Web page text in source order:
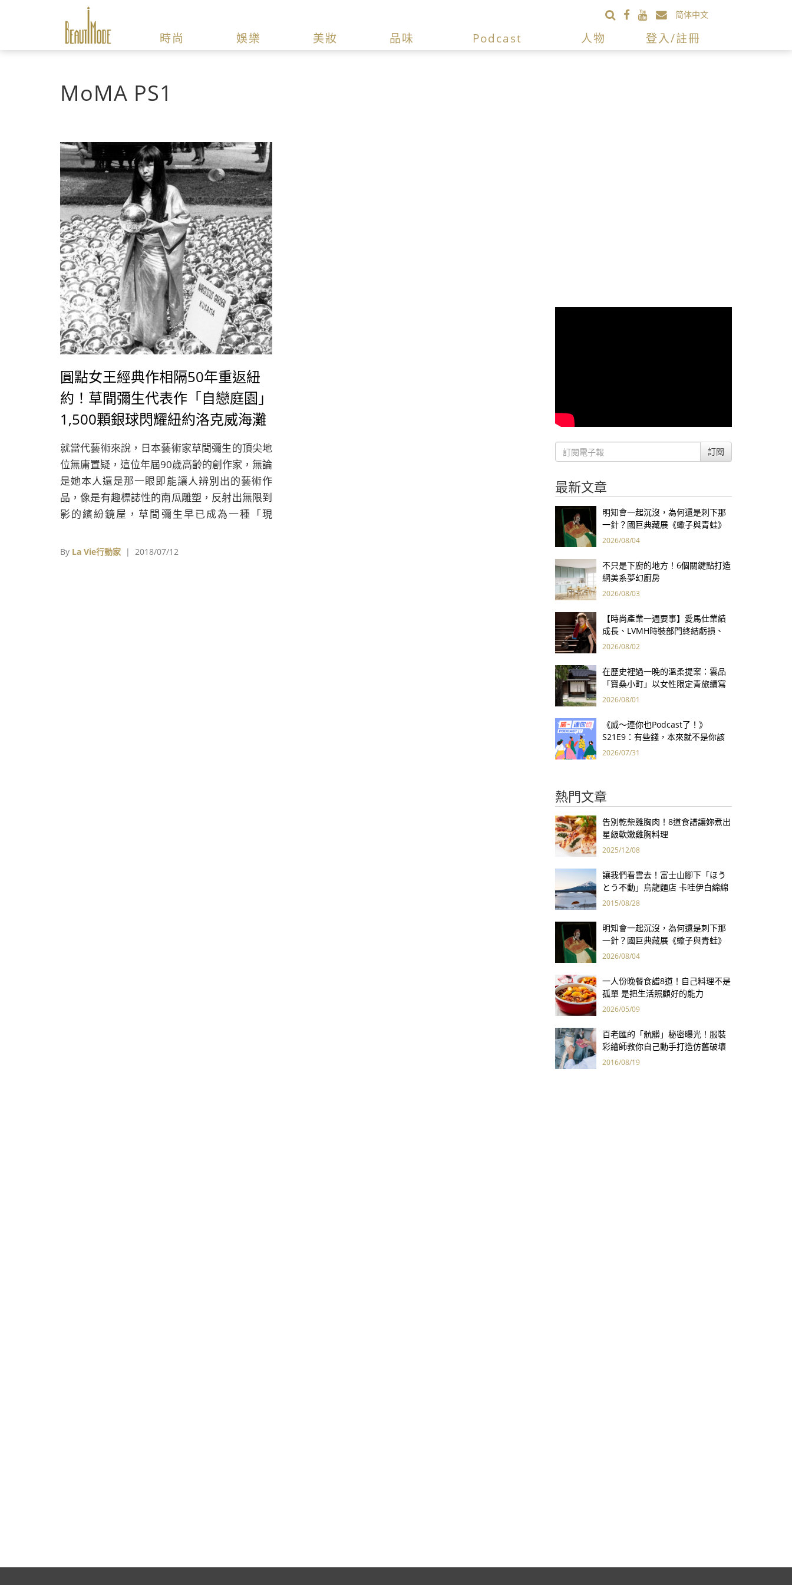
简体中文
時尚 娛樂 美妝 品味 Podcast 人物 登入/註冊
MoMA PS1
圓點女王經典作相隔50年重返紐
約！草間彌生代表作「自戀庭園」
1,500顆銀球閃耀紐約洛克威海灘
就當代藝術來說，日本藝術家草間彌生的頂尖地
位無庸置疑，這位年屆90歲高齡的創作家，無論
是她本人還是那一眼即能讓人辨別出的藝術作
品，像是有趣標誌性的南瓜雕塑，反射出無限到
影的繽紛鏡屋，草間彌生早已成為一種「現
眾，甘願落入充滿草間風格的花花世界中。
By La Vie行動家 | 2018/07/12
訂閱
最新文章
明知會一起沉沒，為何還是刺下那
一針？國巨典藏展《蠍子與青蛙》
用66件名作拷問人性
2026/08/04
不只是下廚的地方！6個關鍵點打造
網美系夢幻廚房
2026/08/03
【時尚產業一週要事】愛馬仕業績
成長、LVMH時裝部門終結虧損、
Kering轉型策略初現成效、Prada
2026/08/02
在歷史裡過一晚的溫柔提案：雲品
「寶桑小町」以女性限定青旅續寫
台東老屋記憶
2026/08/01
《威～連你也Podcast了！》
S21E9：有些錢，本來就不是你該
賺的——讀《一個投機者的告白》
2026/07/31
熱門文章
告別乾柴雞胸肉！8道食譜讓妳煮出
星級軟嫩雞胸料理
2025/12/08
讓我們看雲去！富士山腳下「ほう
とう不動」烏龍麵店 卡哇伊白綿綿
造型療癒你的心
2015/08/28
明知會一起沉沒，為何還是刺下那
一針？國巨典藏展《蠍子與青蛙》
用66件名作拷問人性
2026/08/04
一人份晚餐食譜8道！自己料理不是
孤單 是把生活照顧好的能力
2026/05/09
百老匯的「骯髒」秘密曝光！服裝
彩繪師教你自己動手打造仿舊破壞
感服飾
2016/08/19